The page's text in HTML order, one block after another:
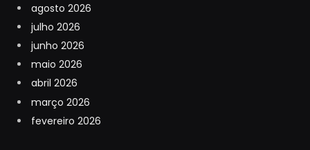
agosto 2026
julho 2026
junho 2026
maio 2026
abril 2026
março 2026
fevereiro 2026